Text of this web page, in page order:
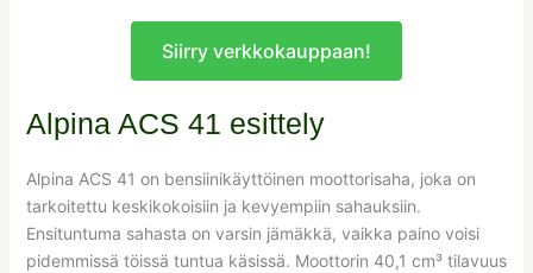
Siirry verkkokauppaan!
Alpina ACS 41 esittely
Alpina ACS 41 on bensiinikäyttöinen moottorisaha, joka on
tarkoitettu keskikokoisiin ja kevyempiin sahauksiin.
Ensituntuma sahasta on varsin jämäkkä, vaikka paino voisi
pidemmissä töissä tuntua käsissä. Moottorin 40,1 cm³ tilavuus